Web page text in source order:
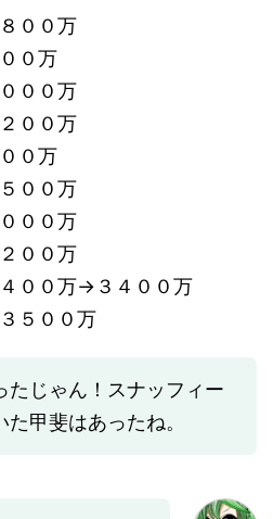
００万
０万
００万
００万
０万
００万
００万
００万
００万→３４００万
５００万
たじゃん！スナッフィー
た甲斐はあったね。